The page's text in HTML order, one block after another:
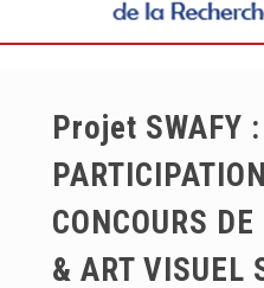
Projet SWAFY
CONCOURS
& ART VISUEL